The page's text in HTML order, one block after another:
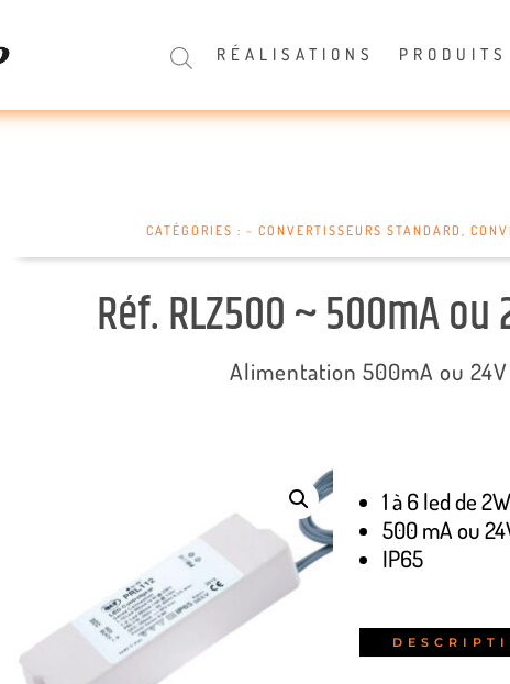
RÉALISATIONS PRODUITS
CATÉGORIES : ~ CONVERTISSEURS STANDARD ,
Réf. RLZ500 ~ 500mA ou
Alimentation 500mA ou 24V
1 à 6 led de 2W
500 mA ou
IP65